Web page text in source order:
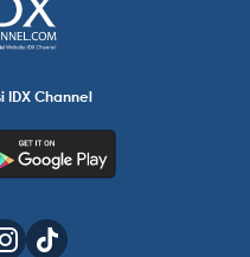
IDX Channel